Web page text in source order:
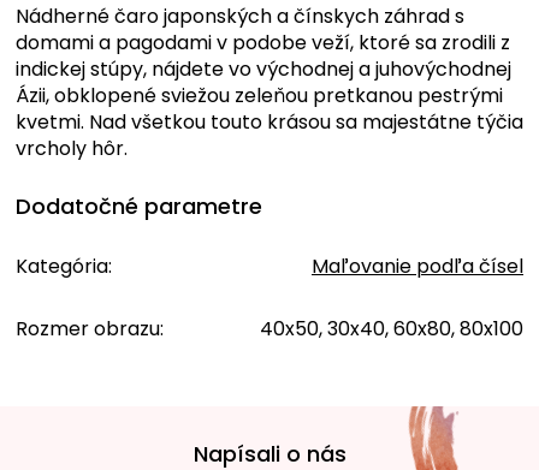
Nádherné čaro japonských a čínskych záhrad s
domami a pagodami v podobe veží, ktoré sa zrodili z
indickej stúpy, nájdete vo východnej a juhovýchodnej
Ázii, obklopené sviežou zeleňou pretkanou pestrými
kvetmi. Nad všetkou touto krásou sa majestátne týčia
vrcholy hôr.
Dodatočné parametre
Kategória: Maľovanie podľa čísel
Rozmer obrazu: 40x50, 30x40, 60x80, 80x100
Napísali o nás